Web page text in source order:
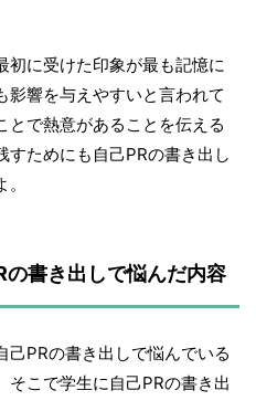
初に受けた印象が最も記憶に
影響を与えやすいと言われて
とで熱意があることを伝える
すためにも自己PRの書き出し
書き出しで悩んだ内容
PRの書き出しで悩んでいる
こで学生に自己PRの書き出